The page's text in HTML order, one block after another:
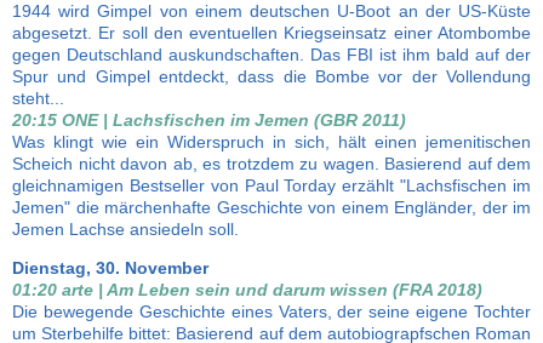
1944 wird Gimpel von einem deutschen U-Boot an der US-Küste
abgesetzt. Er soll den eventuellen Kriegseinsatz einer Atombombe
gegen Deutschland auskundschaften. Das FBI ist ihm bald auf der
Spur und Gimpel entdeckt, dass die Bombe vor der Vollendung
steht...
20:15 ONE | Lachsfischen im Jemen (GBR 2011)
Was klingt wie ein Widerspruch in sich, hält einen jemenitischen
Scheich nicht davon ab, es trotzdem zu wagen. Basierend auf dem
gleichnamigen Bestseller von Paul Torday erzählt "Lachsfischen im
Jemen" die märchenhafte Geschichte von einem Engländer, der im
Jemen Lachse ansiedeln soll.
Dienstag, 30. November
01:20 arte | Am Leben sein und darum wissen (FRA 2018)
Die bewegende Geschichte eines Vaters, der seine eigene Tochter
um Sterbehilfe bittet: Basierend auf dem autobiograpfschen Roman